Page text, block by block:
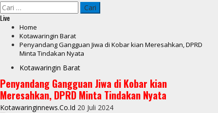
Cari
untuk:
Live
Home
Kotawaringin Barat
Penyandang Gangguan Jiwa di Kobar kian Meresahkan, DPRD
Minta Tindakan Nyata
Kotawaringin Barat
Penyandang Gangguan Jiwa di Kobar kian
Meresahkan, DPRD Minta Tindakan Nyata
Kotawaringinnews.co.id 20 Juli 2024